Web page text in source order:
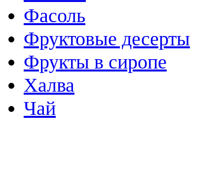
Фасоль
Фруктовые десерты
Фрукты в сиропе
Халва
Чай